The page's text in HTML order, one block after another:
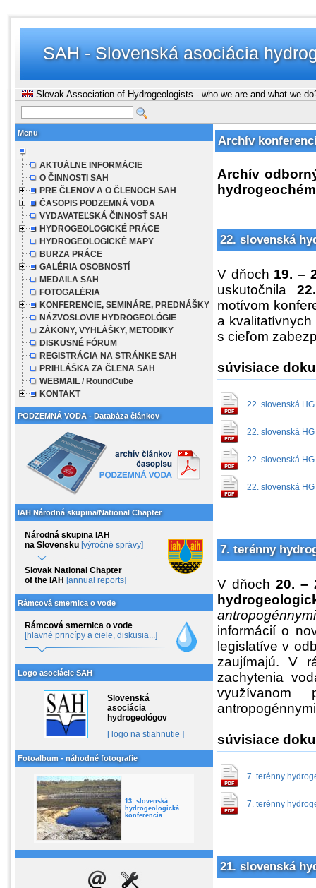
SAH - Slovenská asociácia
Slovak Association of Hydrogeologists - who we are and what we
Menu
AKTUÁLNE INFORMÁCIE
O ČINNOSTI SAH
PRE ČLENOV A O ČLENOCH SAH
ČASOPIS PODZEMNÁ VODA
VYDAVATEĽSKÁ ČINNOSŤ SAH
HYDROGEOLOGICKÉ PRÁCE
HYDROGEOLOGICKÉ MAPY
BURZA PRÁCE
GALÉRIA OSOBNOSTÍ
MEDAILA SAH
FOTOGALÉRIA
KONFERENCIE, SEMINÁRE, PREDNÁŠKY
NÁZVOSLOVIE HYDROGEOLÓGIE
ZÁKONY, VYHLÁŠKY, METODIKY
DISKUSNÉ FÓRUM
REGISTRÁCIA NA STRÁNKE SAH
PRIHLÁŠKA ZA ČLENA SAH
WEBMAIL / RoundCube
KONTAKT
PODZEMNÁ VODA - Databáza článkov
IAH Národná skupina/National Chapter
Národná skupina IAH
na Slovensku [výročné správy]
Slovak National Chapter
of the IAH [annual reports]
Rámcová smernica o vode
Rámcová smernica o vode
[hlavné princípy a ciele, diskusia...]
Logo asociácie SAH
Slovenská
asociácia
hydrogeológov
[ logo na stiahnutie ]
Fotoalbum - náhodné fotografie
13. slovenská
hydrogeologická
konferencia
Archív
Archív
22. slovenská
V dňoch 19. –
uskutočnila
motívom
a
s cieľom
súvisiace
22. slovenská
22. slovenská
22. slovenská
22. slovenská
7. terénny
V dňoch 20. –
informácií o
legislatíve v
zaujímajú. V
zachytenia
využívanom
súvisiace
7. terénny
7. terénny
21. slovenská